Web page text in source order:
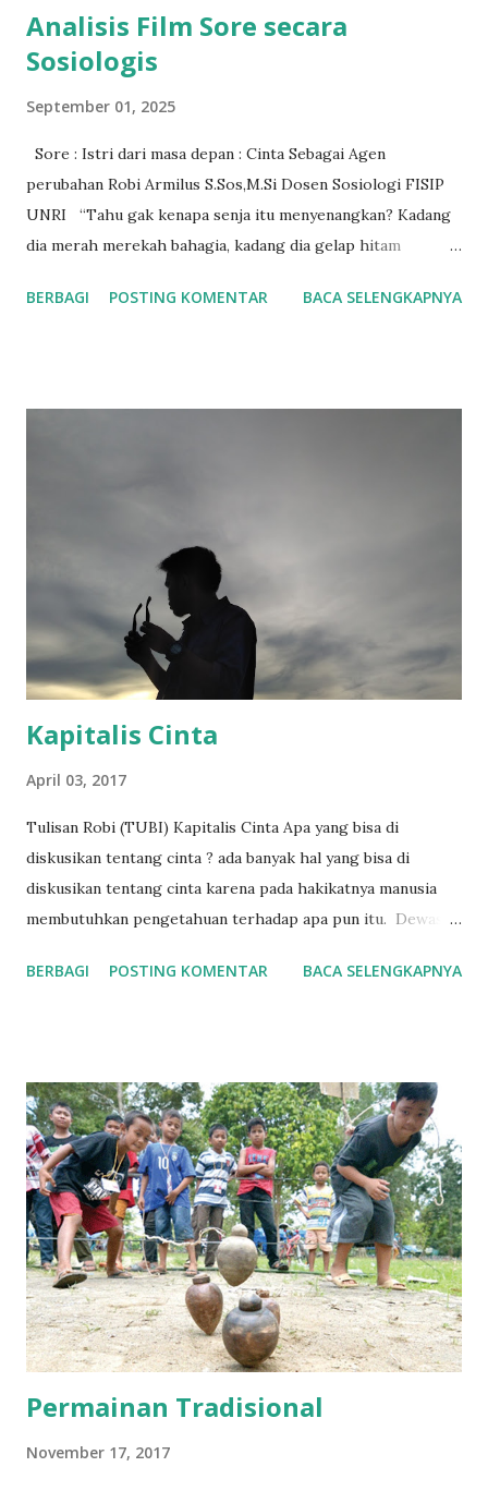
Analisis Film Sore secara
Sosiologis
September 01, 2025
Sore : Istri dari masa depan : Cinta Sebagai Agen
perubahan Robi Armilus S.Sos,M.Si Dosen Sosiologi FISIP
UNRI “Tahu gak kenapa senja itu menyenangkan? Kadang
dia merah merekah bahagia, kadang dia gelap hitam
Dialog diatas menjadi pembuka dari fim sore : istri dari
tanggal 10 Juli 2025, sampai saat tulisan ini dibuat film sore
telah ditonton lebih dari 1.000.000 orang dibioskop dan
diprediksi akan terus bertambah karena respon postif dari
masyarakat. Film sore istri dari masa depan bercerita
tentang kisah sore d...
BERBAGI POSTING KOMENTAR BACA SELENGKAPNYA
Kapitalis Cinta
April 03, 2017
Tulisan Robi (TUBI) Kapitalis Cinta Apa yang bisa di
diskusikan tentang cinta ? ada banyak hal yang bisa di
diskusikan tentang cinta karena pada hakikatnya manusia
membutuhkan pengetahuan terhadap apa pun itu. Dewasa
tidak lain karena masyarakat kita disuguhi kata-kata indah
kapitalisme. Kita cenderung jarang berpikir dan merasa,
atau bahkan merenung tentang hakikat cinta dan justru
menempuh cara-cara yang menjauhi nilai-nilai holistik dari
cinta. Kedalaman hidup, makna cinta sejati, sulit ditemukan
dalam manusia kapitalis jika tidak ada perjuangan yang
konsisten menuju sistem lain. Karena mereka tidak bisa
berpikir banyak di luar hubungan kepemilikan pribadi serta
upaya-upaya dan tindakan-tindakan untuk mengatur
hubungan pertukaran ...
BERBAGI POSTING KOMENTAR BACA SELENGKAPNYA
Permainan Tradisional
November 17, 2017